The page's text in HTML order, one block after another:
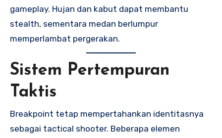
gameplay. Hujan dan kabut dapat membantu
stealth, sementara medan berlumpur
memperlambat pergerakan.
Sistem Pertempuran
Taktis
Breakpoint tetap mempertahankan identitasnya
sebagai tactical shooter. Beberapa elemen